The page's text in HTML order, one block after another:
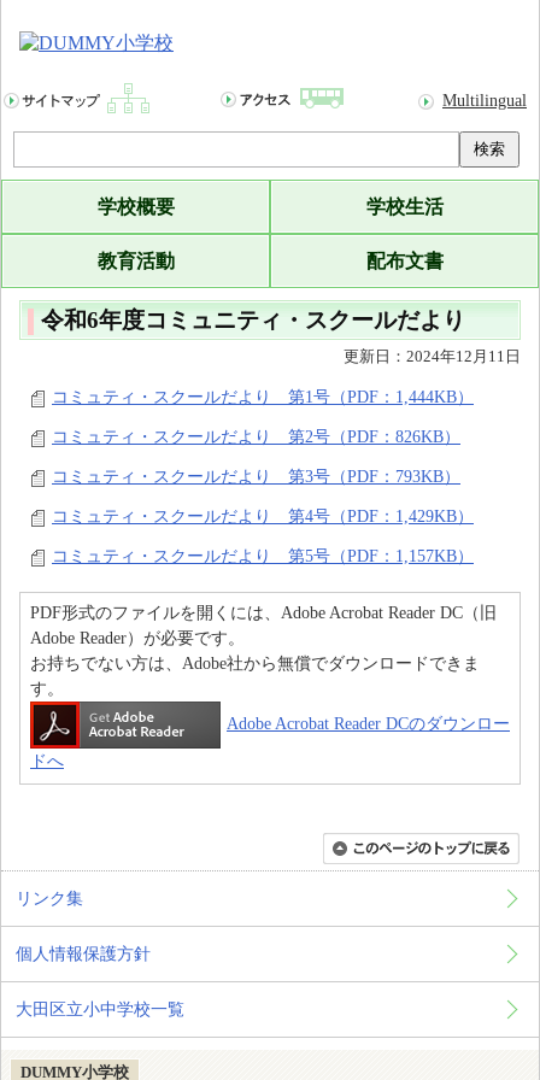
Multilingual
検索
学校概要 学校生活
教育活動 配布文書
令和6年度コミュニティ・スクールだより
更新日：2024年12月11日
コミュティ・スクールだより 第1号（PDF：1,444KB）
コミュティ・スクールだより 第2号（PDF：826KB）
コミュティ・スクールだより 第3号（PDF：793KB）
コミュティ・スクールだより 第4号（PDF：1,429KB）
コミュティ・スクールだより 第5号（PDF：1,157KB）
PDF形式のファイルを開くには、Adobe Acrobat Reader DC（旧
Adobe Reader）が必要です。
お持ちでない方は、Adobe社から無償でダウンロードできま
す。
Adobe Acrobat Reader DCのダウンロー
ドへ
リンク集
個人情報保護方針
大田区立小中学校一覧
DUMMY小学校